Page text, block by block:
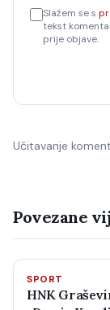
Slažem se s
tekst
prije objave.
Učitavanje
Povezane
SPORT
HNK